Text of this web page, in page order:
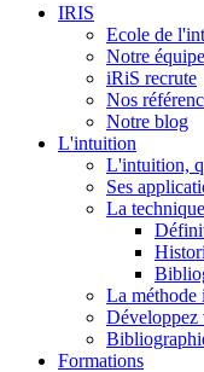
IRIS
Ecole de
Notre équipe
iRiS recrute
Nos
Notre blog
L'intuition
L'intuition,
Ses
La
La méthode
Formations